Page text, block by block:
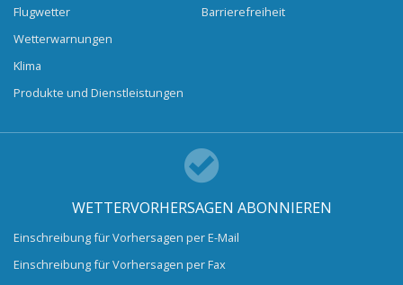
Flugwetter
Wetterwarnungen
Klima
Produkte und Dienstleistungen
Barrierefreiheit
WETTERVORHERSAGEN ABONNIEREN
Einschreibung für Vorhersagen per E-Mail
Einschreibung für Vorhersagen per Fax